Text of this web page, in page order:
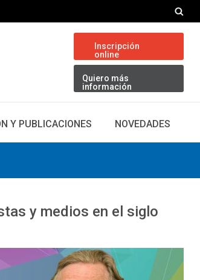
Inscripción
online
Quiero más
información
Y PUBLICACIONES NOVEDADES
y medios en el siglo